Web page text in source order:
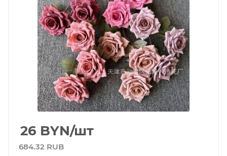
26 BYN/шт
684.32 RUB